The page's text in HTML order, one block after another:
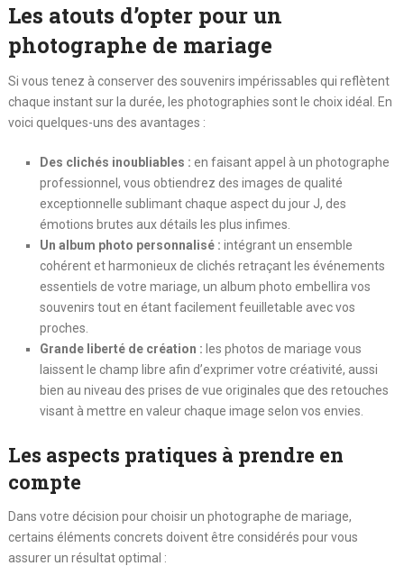
Les atouts d’opter pour un
photographe de mariage
Si vous tenez à conserver des souvenirs impérissables qui reflètent
chaque instant sur la durée, les photographies sont le choix idéal. En
voici quelques-uns des avantages :
Des clichés inoubliables : en faisant appel à un photographe
professionnel, vous obtiendrez des images de qualité
exceptionnelle sublimant chaque aspect du jour J, des
émotions brutes aux détails les plus infimes.
Un album photo personnalisé : intégrant un ensemble
cohérent et harmonieux de clichés retraçant les événements
essentiels de votre mariage, un album photo embellira vos
souvenirs tout en étant facilement feuilletable avec vos
proches.
Grande liberté de création : les photos de mariage vous
laissent le champ libre afin d’exprimer votre créativité, aussi
bien au niveau des prises de vue originales que des retouches
visant à mettre en valeur chaque image selon vos envies.
Les aspects pratiques à prendre en
compte
Dans votre décision pour choisir un photographe de mariage,
certains éléments concrets doivent être considérés pour vous
assurer un résultat optimal :